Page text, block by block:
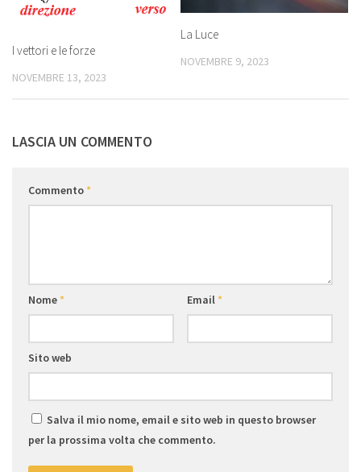
I vettori e le forze
NOVEMBRE 13, 2023
La Luce
NOVEMBRE 9, 2023
LASCIA UN COMMENTO
Commento*
Nome* Email*
Sito web
Salva il mio nome, email e sito web in questo browser
per la prossima volta che commento.